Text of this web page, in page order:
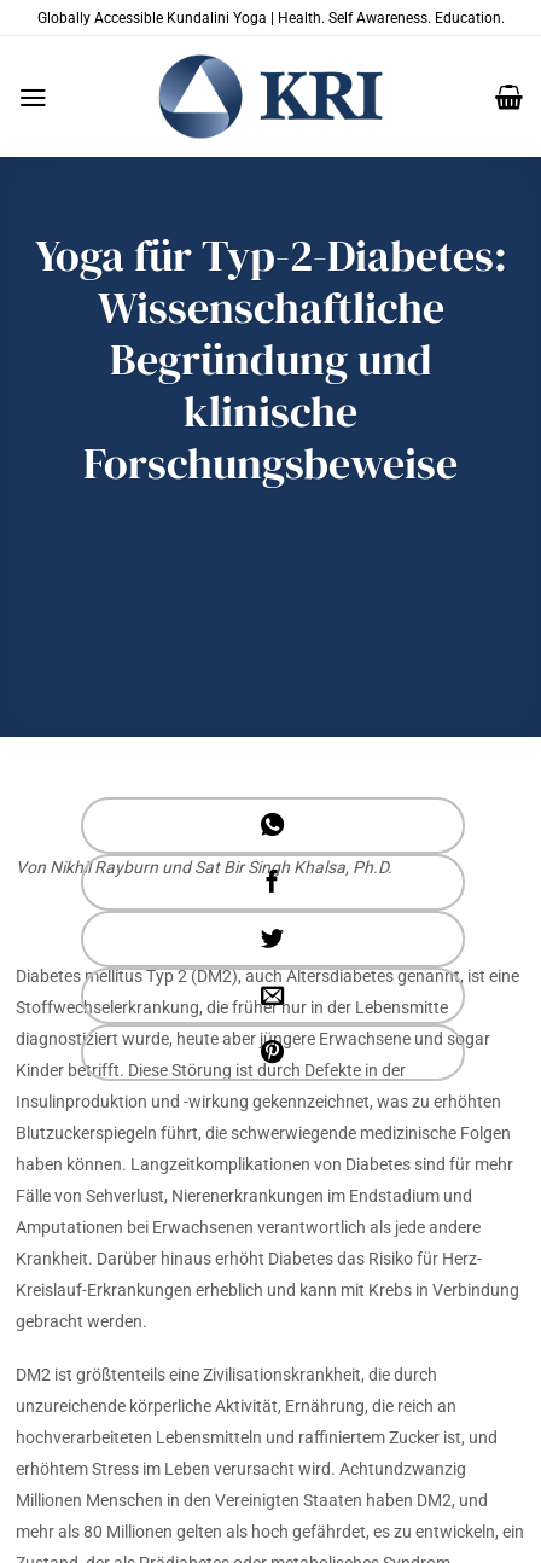
ZumGlobally Accessible Kundalini Yoga | Health. Self Awareness. Education.
Yoga für Typ-2-Diabetes:
Wissenschaftliche
Begründung und
klinische
Forschungsbeweise
Von Nikhil Rayburn und Sat Bir Singh Khalsa, Ph.D.
Diabetes mellitus Typ 2 (DM2), auch Altersdiabetes genannt, ist eine
Stoffwechselerkrankung, die früher nur in der Lebensmitte
diagnostiziert wurde, heute aber jüngere Erwachsene und sogar
Kinder betrifft. Diese Störung ist durch Defekte in der
Insulinproduktion und -wirkung gekennzeichnet, was zu erhöhten
Blutzuckerspiegeln führt, die schwerwiegende medizinische Folgen
haben können. Langzeitkomplikationen von Diabetes sind für mehr
Fälle von Sehverlust, Nierenerkrankungen im Endstadium und
Amputationen bei Erwachsenen verantwortlich als jede andere
Krankheit. Darüber hinaus erhöht Diabetes das Risiko für Herz-
Kreislauf-Erkrankungen erheblich und kann mit Krebs in Verbindung
gebracht werden.
DM2 ist größtenteils eine Zivilisationskrankheit, die durch
unzureichende körperliche Aktivität, Ernährung, die reich an
hochverarbeiteten Lebensmitteln und raffiniertem Zucker ist, und
erhöhtem Stress im Leben verursacht wird. Achtundzwanzig
Millionen Menschen in den Vereinigten Staaten haben DM2, und
mehr als 80 Millionen gelten als hoch gefährdet, es zu entwickeln, ein